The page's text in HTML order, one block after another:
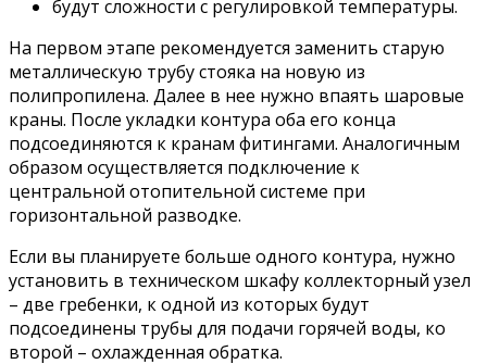
будут сложности с регулировкой температуры.
На первом этапе рекомендуется заменить старую
металлическую трубу стояка на новую из
полипропилена. Далее в нее нужно впаять шаровые
краны. После укладки контура оба его конца
подсоединяются к кранам фитингами. Аналогичным
образом осуществляется подключение к
центральной отопительной системе при
горизонтальной разводке.
Если вы планируете больше одного контура, нужно
установить в техническом шкафу коллекторный узел
– две гребенки, к одной из которых будут
подсоединены трубы для подачи горячей воды, ко
второй – охлажденная обратка.